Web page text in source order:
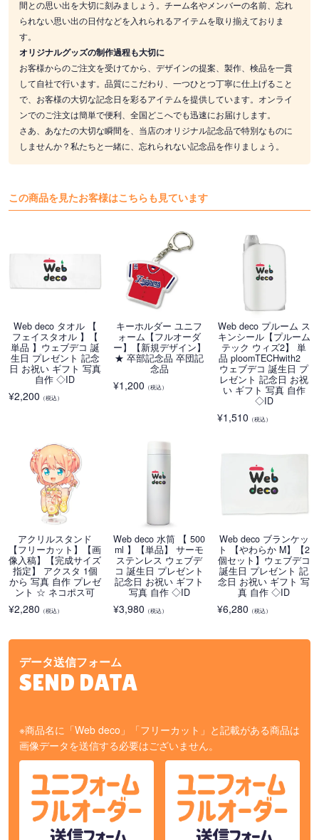
間との思い出を大切に刻みましょう。チーム名やメンバーの名前、忘れ
られない思い出の日付などを入れられるアイテムを取り揃えておりま
す。
オリジナルグッズの制作過程も大切に
お客様からのご注文を受けてから、デザインの提案、製作、検品を一貫
して自社で行います。品質にこだわり、一つひとつ丁寧に仕上げること
で、お客様の大切な記念日を彩るアイテムを提供しています。オンライ
ンでのご注文は簡単で便利、全国どこへでも迅速にお届けします。
さあ、あなたの大切な瞬間を、当店のオリジナル記念品で特別なものに
しませんか？私たちと一緒に、忘れられない記念品を作りましょう。
この商品を見たお客様はこちらも見ています
Web deco タオル 【
フェイスタオル 】【
単品 】ウェブデコ 誕
生日 プレゼント 記念
日 お祝い ギフト 写真
自作 ◇ID
¥2,200 （税込）
キーホルダー ユニフ
ォーム【フルオーダ
ー】【新規デザイン】
★ 卒部記念品 卒団記
念品
¥1,200 （税込）
Web deco プルーム ス
キンシール【プルーム
テック ウィズ2】 単
品 ploomTECHwith2
ウェブデコ 誕生日 プ
レゼント 記念日 お祝
い ギフト 写真 自作
◇ID
¥1,510 （税込）
アクリルスタンド
【フリーカット】【画
像入稿】【完成サイズ
指定】 アクスタ 1個
から 写真 自作 プレゼ
ント ☆ ネコポス可
¥2,280 （税込）
Web deco 水筒 【 500
ml 】【単品】 サーモ
ステンレス ウェブデ
コ 誕生日 プレゼント
記念日 お祝い ギフト
写真 自作 ◇ID
¥3,980 （税込）
Web deco ブランケッ
ト 【やわらか M】【2
個セット】ウェブデコ
誕生日 プレゼント 記
念日 お祝い ギフト 写
真 自作 ◇ID
¥6,280 （税込）
データ送信フォーム
SEND DATA
※商品名に「Web deco」「フリーカット」と記載がある商品は
画像データを送信する必要はございません。